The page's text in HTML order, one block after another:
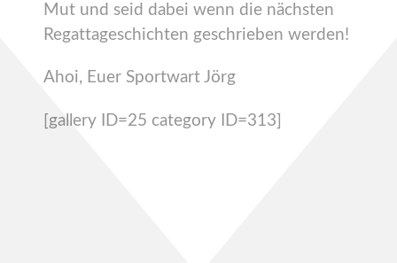
Mut und seid dabei wenn die nächsten
Regattageschichten geschrieben werden!
Ahoi, Euer Sportwart Jörg
[gallery ID=25 category ID=313]